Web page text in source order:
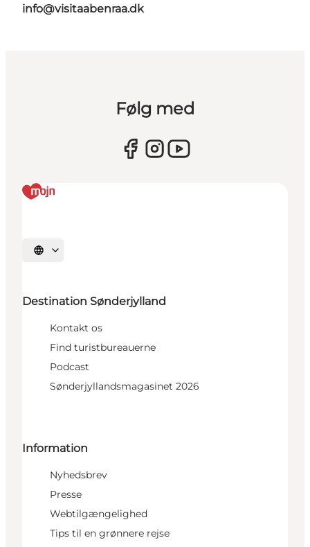
info@visitaabenraa.dk
Følg med
Vælg sprog
Destination Sønderjylland
Kontakt os
Find turistbureauerne
Podcast
Sønderjyllandsmagasinet 2026
Information
Nyhedsbrev
Presse
Webtilgængelighed
Tips til en grønnere rejse